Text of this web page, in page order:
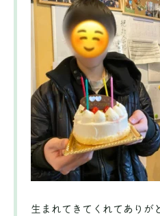
生まれてきてくれてありが